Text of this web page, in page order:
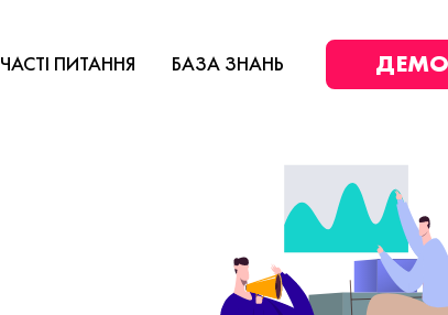
ЧАСТІ ПИТАННЯ БАЗА ЗНАНЬ ДЕМО